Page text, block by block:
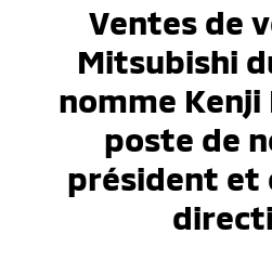
Ventes de
Mitsubishi
nomme Kenji
poste de
président et